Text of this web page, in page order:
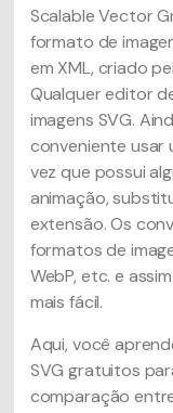
Scalable Vector
formato de
em XML, criado
Qualquer editor
imagens SVG.
conveniente usar
vez que possui
animação,
extensão. Os
formatos de
WebP, etc. e
mais fácil.
Aqui, você
SVG gratuitos
comparação